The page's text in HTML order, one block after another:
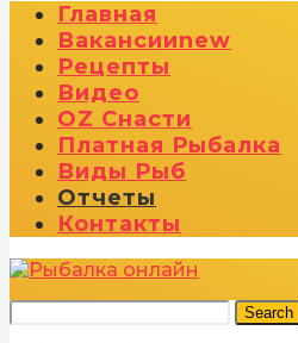
Главная
ВакансииNew
Рецепты
Видео
OZ Снасти
Платная Рыбалка
Виды Рыб
Отчеты
Контакты
Search